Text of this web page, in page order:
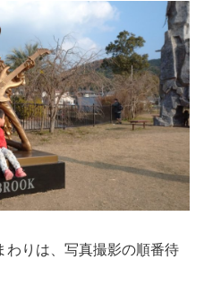
わりは、写真撮影の順番待